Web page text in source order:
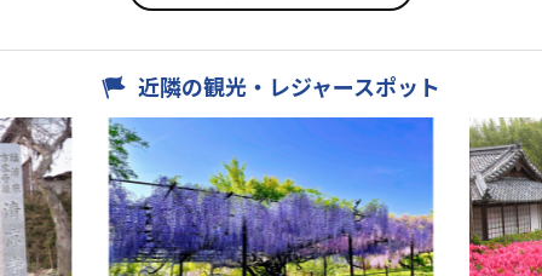
近隣の観光・レジャースポット